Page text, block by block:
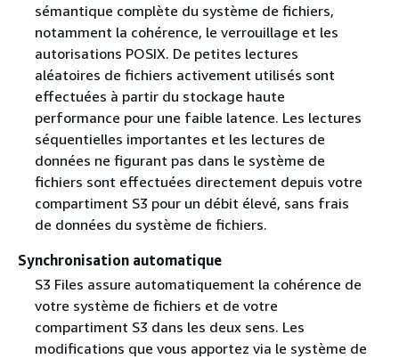
sémantique complète du système de fichiers,
notamment la cohérence, le verrouillage et les
autorisations POSIX. De petites lectures
aléatoires de fichiers activement utilisés sont
effectuées à partir du stockage haute
performance pour une faible latence. Les lectures
séquentielles importantes et les lectures de
données ne figurant pas dans le système de
fichiers sont effectuées directement depuis votre
compartiment S3 pour un débit élevé, sans frais
de données du système de fichiers.
Synchronisation automatique
S3 Files assure automatiquement la cohérence de
votre système de fichiers et de votre
compartiment S3 dans les deux sens. Les
modifications que vous apportez via le système de